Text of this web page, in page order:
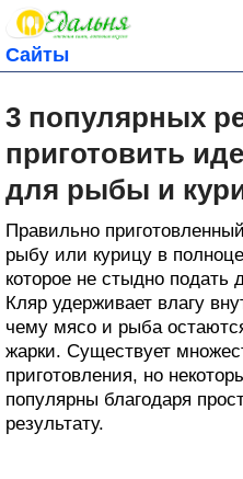
Сайты
3 популярных
приготовить
для рыбы и
Правильно
рыбу или курицу в
которое не стыдно подать
Кляр удерживает влагу
чему мясо и рыба
жарки. Существует
приготовления, но
популярны благодаря
результату.